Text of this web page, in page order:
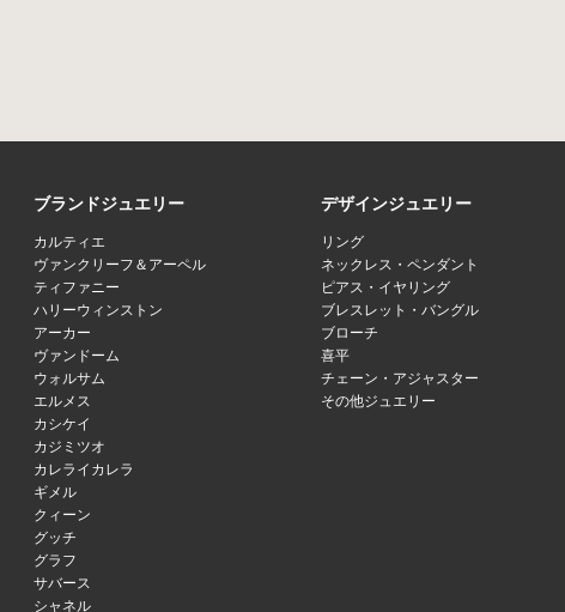
ブランドジュエリー
カルティエ
ヴァンクリーフ＆アーペル
ティファニー
ハリーウィンストン
アーカー
ヴァンドーム
ウォルサム
エルメス
カシケイ
カジミツオ
カレライカレラ
ギメル
クィーン
グッチ
グラフ
サバース
シャネル
デザインジュエリー
リング
ネックレス・ペンダント
ピアス・イヤリング
ブレスレット・バングル
ブローチ
喜平
チェーン・アジャスター
その他ジュエリー